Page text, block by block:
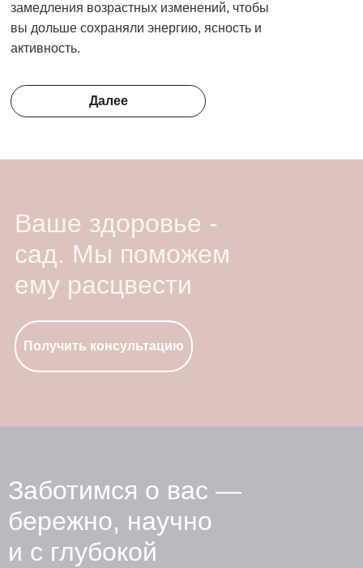
Ваше здоровье -
сад. Мы поможем
ему расцвести
замедления возрастных изменений, чтобы
вы дольше сохраняли энергию, ясность и
активность.
Далее
Получить консультацию
Заботимся о вас —
бережно, научно
и с глубокой